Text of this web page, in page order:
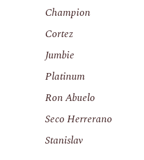
Champion
Cortez
Jumbie
Platinum
Ron Abuelo
Seco Herrerano
Stanislav